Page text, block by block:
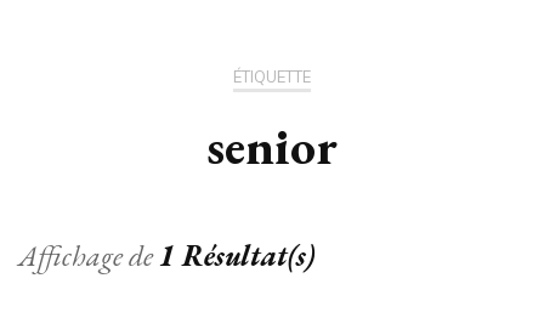
ÉTIQUETTE
senior
Affichage de1 Résultat(s)